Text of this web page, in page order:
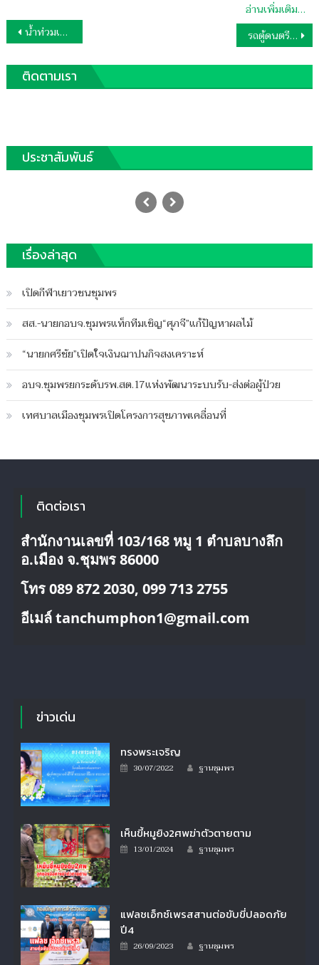
อ่านเพิ่มเติม…
แนะแนว
เรื่อง
น้ำท่วมเสียหายกว่า13ล้าน เดือดร้อนร่วม5หมื่นคนตาย2ราย ผู้ว่าฯกำชับตรวจสอบช่วยเหลือทุกพื้นที่ไม่ให้ตกสำรวจ รถตู้ดนตรีมาลีฮวนน่าชนอดีตทหารขณะปั่นจักรยานออกกำลังกายตอนเช้าดับอนาถกลางถนน
ติดตามเรา
ประชาสัมพันธ์
วัด-เผาศพโควิด-19กระทบหนักถูกปล่อย
ข่าวเป็นแหล่งแพร่เชื้อ
on
Author
ปิดความเห็นบน
ศพ
โค
วิด-19กระทบ
ถูก
ปล่อย
ข่าว
แพร่
เรื่องล่าสุด
เปิดกีฬาเยาวชนชุมพร
สส.-นายกอบจ.ชุมพรแท็กทีมเชิญ“ศุภจี”แก้ปัญหาผลไม้
“นายกศรีชัย”เปิดใจเงินฌาปนกิจสงเคราะห์
อบจ.ชุมพรยกระดับรพ.สต.17แห่งพัฒนาระบบรับ-ส่งต่อผู้ป่วย
เทศบาลเมืองชุมพรเปิดโครงการสุขภาพเคลื่อนที่
ติดต่อเรา
สำนักงานเลขที่ 103/168 หมู 1 ตำบลบางลึก
อ.เมือง จ.ชุมพร 86000
โทร 089 872 2030, 099 713 2755
อีเมล์ tanchumphon1@gmail.com
ข่าวเด่น
ทรงพระเจริญ
Posted
30/07/2022 Author
ฐานชุมพร
เห็นขี้หมูยิง2ศพฆ่าตัวตายตาม
Posted
13/01/2024 Author
ฐานชุมพร
แฟลชเอ็กซ์เพรสสานต่อขับขี่ปลอดภัย
ปี4
Posted
26/09/2023 Author
ฐานชุมพร